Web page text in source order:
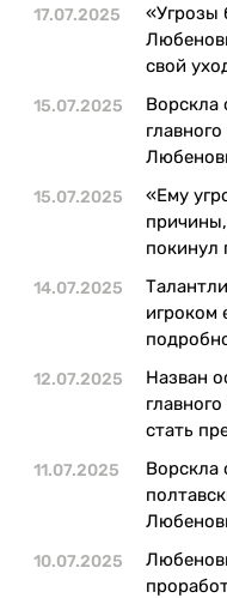
17.07.2025
«Угрозы
свой
15.07.2025
Ворскла
15.07.2025
«Ему
покинул
14.07.2025
игроком
12.07.2025
Назван
стать
11.07.2025
Ворскла
10.07.2025